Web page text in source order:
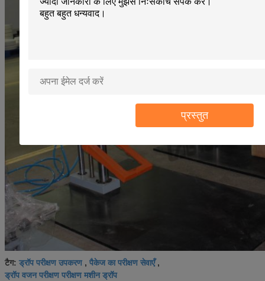
प्रस्तुत
टैग: ड्रॉप परीक्षण उपकरण , पैकेज का परीक्षण सेवाएँ,
ड्रॉप वजन परीक्षण परीक्षण मशीन ड्रॉप